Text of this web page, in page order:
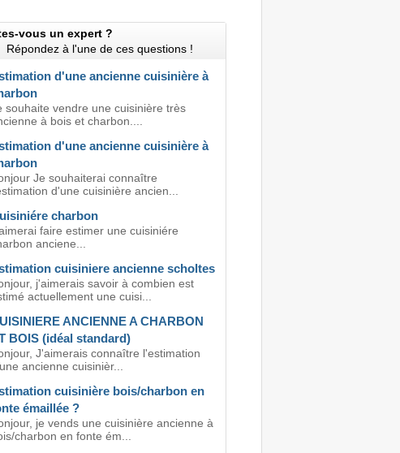
vous un expert ?
Répondez à l'une de ces questions !
d'une ancienne cuisinière à
souhaite vendre une cuisinière très
à bois et charbon....
d'une ancienne cuisinière à
Je souhaiterai connaître
d'une cuisinière ancien...
charbon
faire estimer une cuisiniére
anciene...
cuisiniere ancienne scholtes
j'aimerais savoir à combien est
actuellement une cuisi...
ANCIENNE A CHARBON
BOIS (idéal standard)
J'aimerais connaître l'estimation
ancienne cuisinièr...
cuisinière bois/charbon en
émaillée ?
je vends une cuisinière ancienne à
charbon en fonte ém...